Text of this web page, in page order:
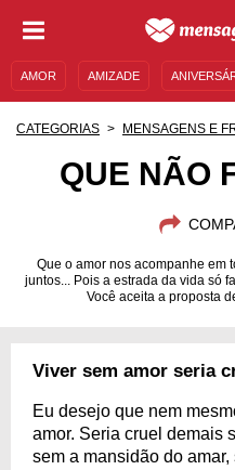
AMOR AMIZADE
CATEGORIAS MENSAGENS E
QUE NÃO
Que o amor nos acompanhe em
juntos... Pois a estrada da vida só
Você aceita a proposta
Viver sem amor seria
Eu desejo que nem
amor. Seria cruel demais
sem a mansidão do